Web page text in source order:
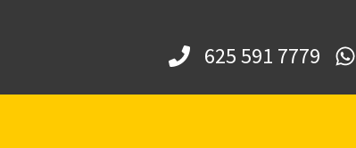
625 591 7779​